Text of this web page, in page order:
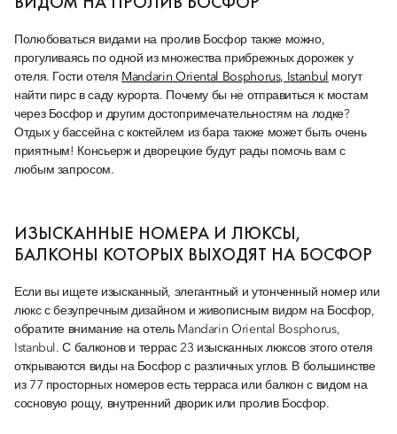
Полюбоваться видами на пролив Босфор также можно,
прогуливаясь по одной из множества прибрежных дорожек у
отеля. Гости отеля Mandarin Oriental Bosphorus, Istanbul могут
найти пирс в саду курорта. Почему бы не отправиться к мостам
через Босфор и другим достопримечательностям на лодке?
Отдых у бассейна с коктейлем из бара также может быть очень
приятным! Консьерж и дворецкие будут рады помочь вам с
любым запросом.
ИЗЫСКАННЫЕ НОМЕРА И ЛЮКСЫ,
БАЛКОНЫ КОТОРЫХ ВЫХОДЯТ НА БОСФОР
Если вы ищете изысканный, элегантный и утонченный номер или
люкс с безупречным дизайном и живописным видом на Босфор,
обратите внимание на отель Mandarin Oriental Bosphorus,
Istanbul. С балконов и террас 23 изысканных люксов этого отеля
открываются виды на Босфор с различных углов. В большинстве
из 77 просторных номеров есть терраса или балкон с видом на
сосновую рощу, внутренний дворик или пролив Босфор.